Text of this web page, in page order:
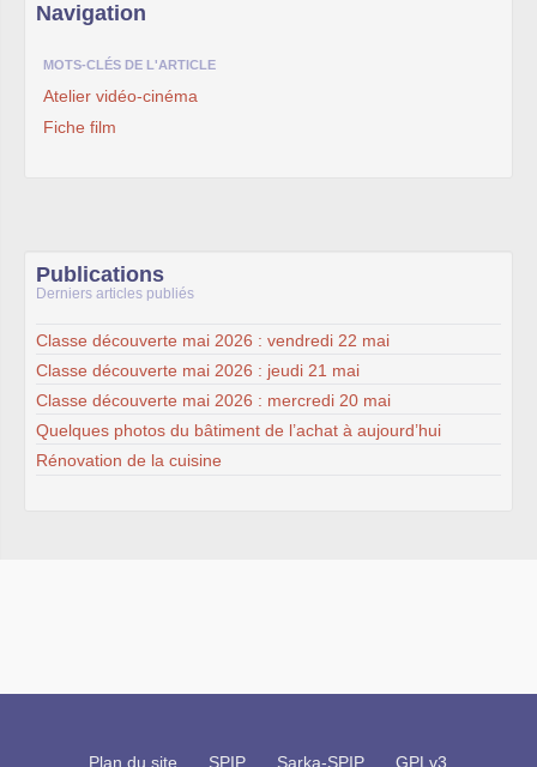
Navigation
MOTS-CLÉS DE L'ARTICLE
Atelier vidéo-cinéma
Fiche film
Publications
Derniers articles publiés
Classe découverte mai 2026 : vendredi 22 mai
Classe découverte mai 2026 : jeudi 21 mai
Classe découverte mai 2026 : mercredi 20 mai
Quelques photos du bâtiment de l’achat à aujourd’hui
Rénovation de la cuisine
Plan du site SPIP Sarka-SPIP GPLv3